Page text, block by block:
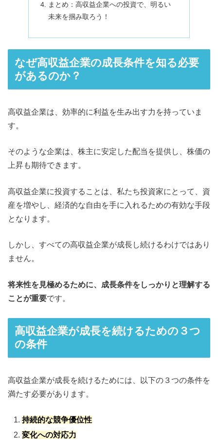
まとめ：高収益企業への投資で、明るい
未来を掴み取ろう！
なぜ高収益企業の成長条件を知る必要
があるのか？
高収益企業は、効率的に利益を生み出す力を持っていま
す。
そのような企業は、株主に安定した配当を提供し、株価の
上昇も期待できます。
高収益企業に投資することは、私たち投資家にとって、資
産を増やし、経済的な自由を手に入れるための有効な手段
となります。
しかし、すべての高収益企業が成長し続けるわけではあり
ません。
将来性を見極めるために、成長条件をしっかりと理解する
ことが重要です。
高収益企業が成長を続けるための３つ
の条件
高収益企業が成長を続けるためには、以下の３つの条件を
満たす必要があります。
持続的な競争優位性
変化への対応力